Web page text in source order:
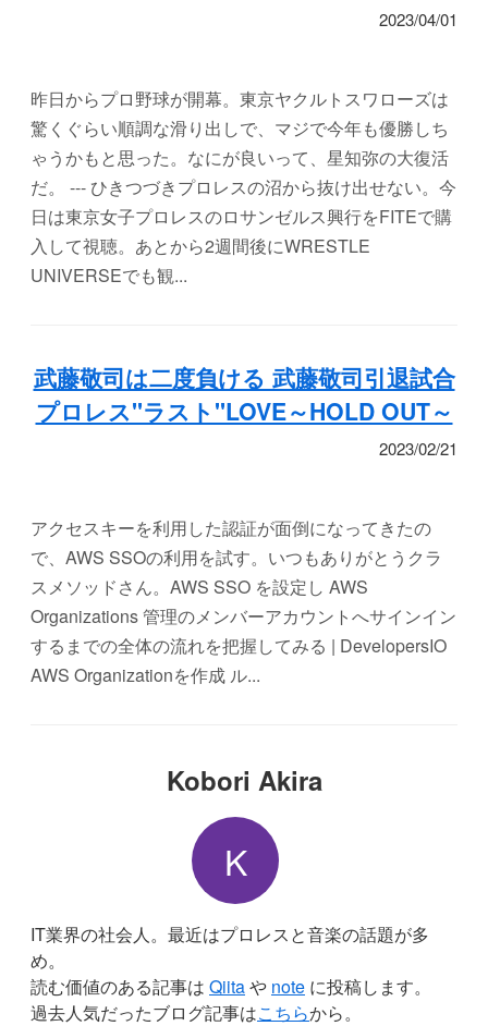
2023/04/01
昨日からプロ野球が開幕。東京ヤクルトスワローズは
驚くぐらい順調な滑り出しで、マジで今年も優勝しち
ゃうかもと思った。なにが良いって、星知弥の大復活
だ。 --- ひきつづきプロレスの沼から抜け出せない。今
日は東京女子プロレスのロサンゼルス興行をFITEで購
入して視聴。あとから2週間後にWRESTLE
UNIVERSEでも観...
武藤敬司は二度負ける 武藤敬司引退試合
プロレス"ラスト"LOVE～HOLD OUT～
2023/02/21
アクセスキーを利用した認証が面倒になってきたの
で、AWS SSOの利用を試す。いつもありがとうクラ
スメソッドさん。AWS SSO を設定し AWS
Organizations 管理のメンバーアカウントへサインイン
するまでの全体の流れを把握してみる | DevelopersIO
AWS Organizationを作成 ル...
Kobori Akira
K
IT業界の社会人。最近はプロレスと音楽の話題が多
め。
読む価値のある記事は Qiitaや note に投稿します。
過去人気だったブログ記事はこちらから。